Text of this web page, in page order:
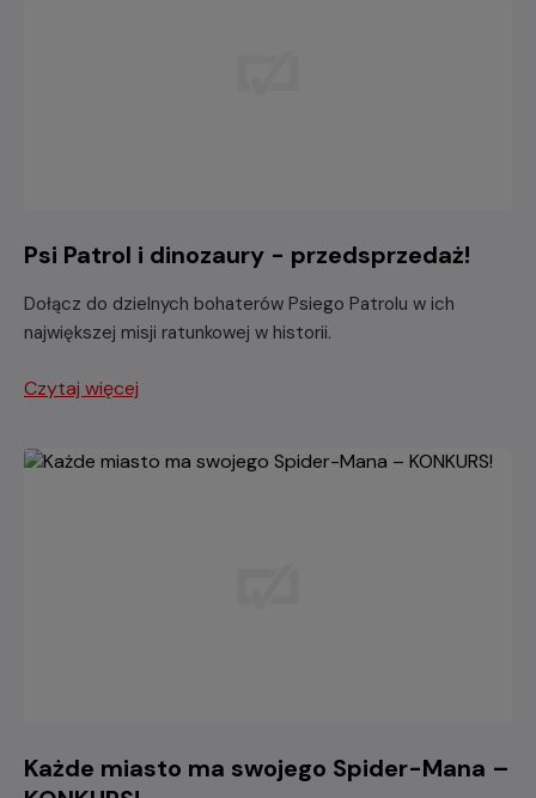
Psi Patrol i dinozaury - przedsprzedaż!
Dołącz do dzielnych bohaterów Psiego Patrolu w ich
największej misji ratunkowej w historii.
Czytaj więcej
Każde miasto ma swojego Spider-Mana –